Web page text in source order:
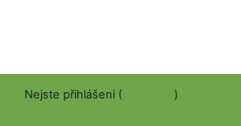
Nejste přihlášeni (
)